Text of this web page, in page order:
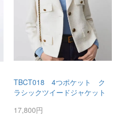
TBCT018 4つポケット ク
ラシックツイードジャケット
17,800円